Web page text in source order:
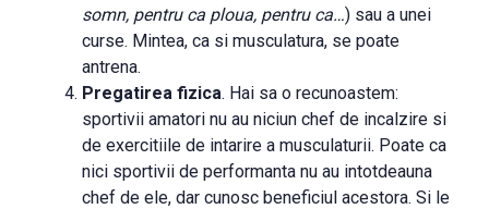
somn, pentru ca ploua, pentru ca…) sau a unei
curse. Mintea, ca si musculatura, se poate
antrena.
Pregatirea fizica. Hai sa o recunoastem:
sportivii amatori nu au niciun chef de incalzire si
de exercitiile de intarire a musculaturii. Poate ca
nici sportivii de performanta nu au intotdeauna
chef de ele, dar cunosc beneficiul acestora. Si le